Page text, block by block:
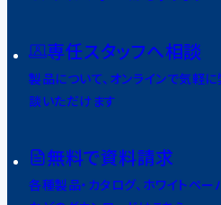
専任スタッフへ相談
製品について、オンラインで気軽
談いただけます
無料で資料請求
各種製品・カタログ、ホワイトペー